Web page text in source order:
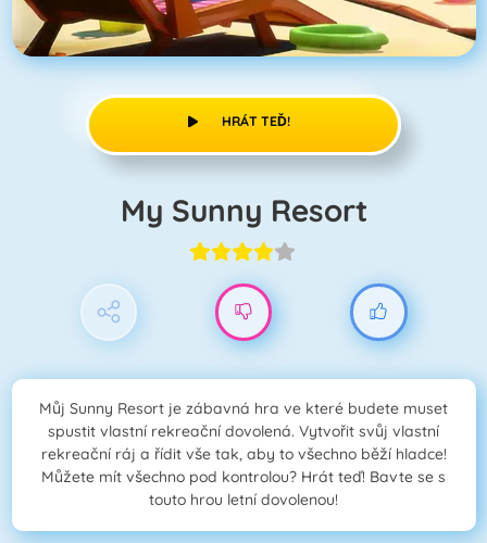
HRÁT TEĎ!
My Sunny Resort
Můj Sunny Resort je zábavná hra ve které budete muset
spustit vlastní rekreační dovolená. Vytvořit svůj vlastní
rekreační ráj a řídit vše tak, aby to všechno běží hladce!
Můžete mít všechno pod kontrolou? Hrát teď! Bavte se s
touto hrou letní dovolenou!